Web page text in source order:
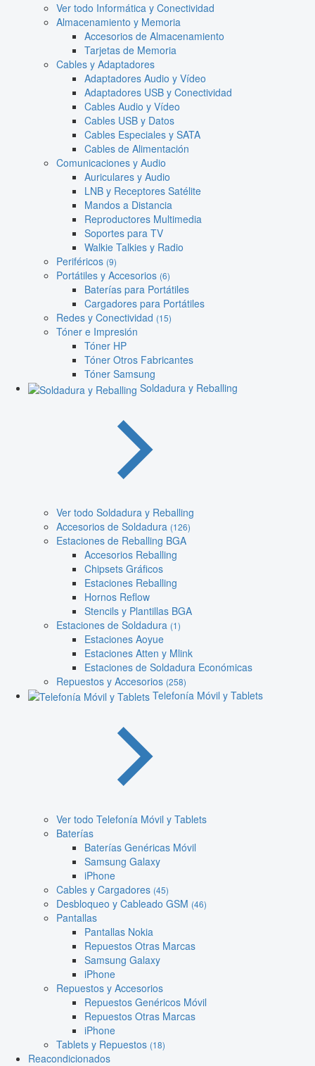
Ver todo Informática y Conectividad
Almacenamiento y Memoria
Accesorios de Almacenamiento
Tarjetas de Memoria
Cables y Adaptadores
Adaptadores Audio y Vídeo
Adaptadores USB y Conectividad
Cables Audio y Vídeo
Cables USB y Datos
Cables Especiales y SATA
Cables de Alimentación
Comunicaciones y Audio
Auriculares y Audio
LNB y Receptores Satélite
Mandos a Distancia
Reproductores Multimedia
Soportes para TV
Walkie Talkies y Radio
Periféricos (9)
Portátiles y Accesorios (6)
Baterías para Portátiles
Cargadores para Portátiles
Redes y Conectividad (15)
Tóner e Impresión
Tóner HP
Tóner Otros Fabricantes
Tóner Samsung
Soldadura y Reballing
Ver todo Soldadura y Reballing
Accesorios de Soldadura (126)
Estaciones de Reballing BGA
Accesorios Reballing
Chipsets Gráficos
Estaciones Reballing
Hornos Reflow
Stencils y Plantillas BGA
Estaciones de Soldadura (1)
Estaciones Aoyue
Estaciones Atten y Mlink
Estaciones de Soldadura Económicas
Repuestos y Accesorios (258)
Telefonía Móvil y Tablets
Ver todo Telefonía Móvil y Tablets
Baterías
Baterías Genéricas Móvil
Samsung Galaxy
iPhone
Cables y Cargadores (45)
Desbloqueo y Cableado GSM (46)
Pantallas
Pantallas Nokia
Repuestos Otras Marcas
Samsung Galaxy
iPhone
Repuestos y Accesorios
Repuestos Genéricos Móvil
Repuestos Otras Marcas
iPhone
Tablets y Repuestos (18)
Reacondicionados